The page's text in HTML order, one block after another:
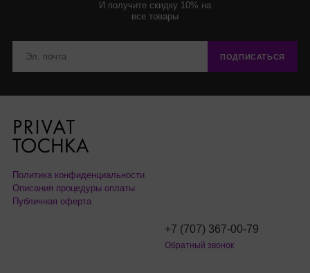
И получите скидку 10% на
все товары
ПОДПИСАТЬСЯ
Политика конфиденциальности
Описания процедуры оплаты
Публичная оферта
+7 (707) 367-00-79
Обратный звонок